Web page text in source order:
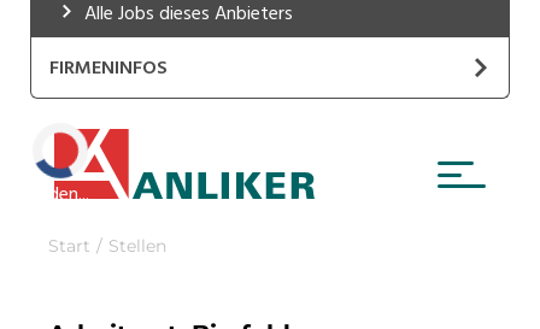
Industrie, Maschinenbau, Anlagenbau,
Informatik, Telekommunikation
Kaufm. Berufe, Kundendienst, Verwaltung
Körperpflege, Wellness
Marketing, Kommunikation, Medien, Druck
Alle Jobs dieses Anbieters
FIRMENINFOS
INTERBOHR AG
Website
Laden...